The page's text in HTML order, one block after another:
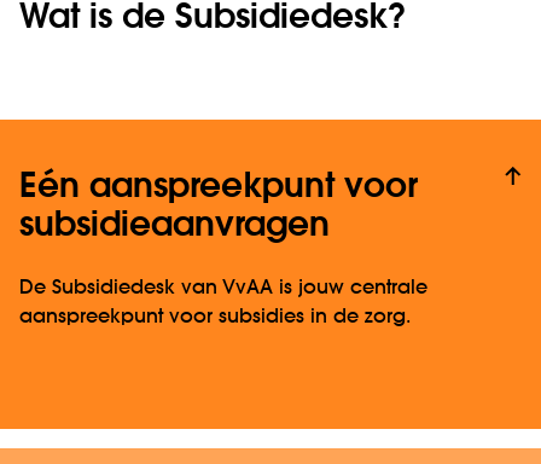
Wat is de Subsidiedesk?
Eén aanspreekpunt voor
subsidieaanvragen
De Subsidiedesk van VvAA is jouw centrale
aanspreekpunt voor subsidies in de zorg.